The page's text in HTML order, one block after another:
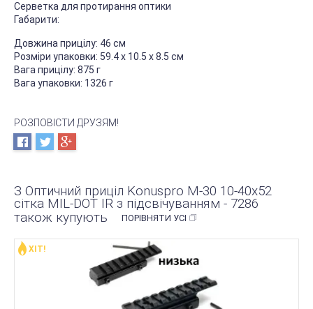
Серветка для протирання оптики
Габарити:
Довжина прицілу: 46 см
Розміри упаковки: 59.4 х 10.5 х 8.5 см
Вага прицілу: 875 г
Вага упаковки: 1326 г
РОЗПОВІСТИ ДРУЗЯМ!
З Оптичний приціл Konuspro M-30 10-40x52
сітка MIL-DOT IR з підсвічуванням - 7286
також купують
ПОРІВНЯТИ УСІ
ХІТ!